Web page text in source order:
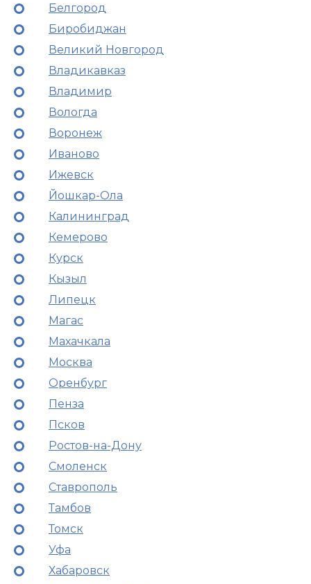
Белгород
Биробиджан
Великий Новгород
Владикавказ
Владимир
Вологда
Воронеж
Иваново
Ижевск
Йошкар-Ола
Калининград
Кемерово
Курск
Кызыл
Липецк
Магас
Махачкала
Москва
Оренбург
Пенза
Псков
Ростов-на-Дону
Смоленск
Ставрополь
Тамбов
Томск
Уфа
Хабаровск